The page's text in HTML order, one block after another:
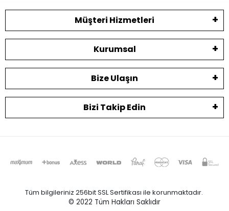
Müşteri Hizmetleri
Kurumsal
Bize Ulaşın
Bizi Takip Edin
Tüm bilgileriniz 256bit SSL Sertifikası ile korunmaktadır.
© 2022 Tüm Hakları Saklıdır